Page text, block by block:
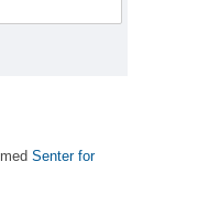
Senter for